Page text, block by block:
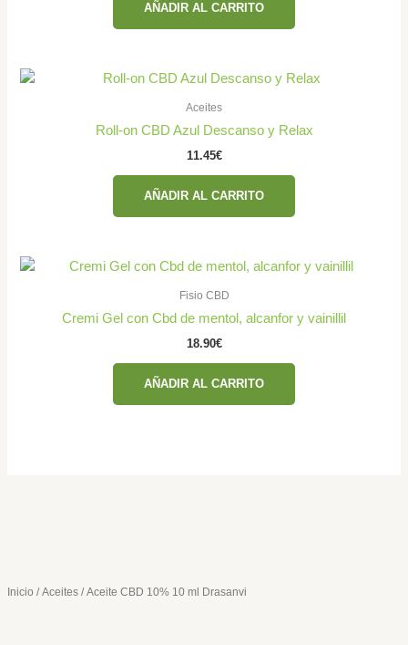
Inicio /Aceites/ Aceite CBD 10% 10 ml Drasanvi
AÑADIR AL CARRITO
Aceites
Roll-on CBD Azul Descanso y Relax
11.45€
AÑADIR AL CARRITO
Fisio CBD
Cremi Gel con Cbd de mentol, alcanfor y vainillil
18.90€
AÑADIR AL CARRITO